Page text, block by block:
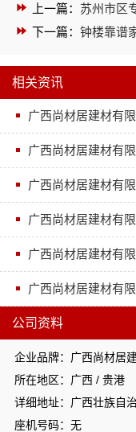
上一篇： 苏州市区
下一篇： 钟楼靠谱
相关资讯
广西尚材居建材有
广西尚材居建材有
广西尚材居建材有
广西尚材居建材有
广西尚材居建材有
广西尚材居建材有
公司资料
企业品牌：广西尚材居
所在地区：广西 / 贵港
座机号码：无